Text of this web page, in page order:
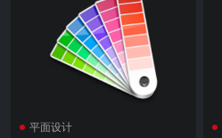
平面设计